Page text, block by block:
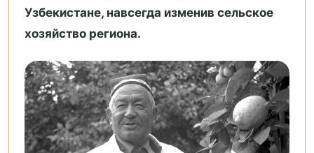
Узбекистане, навсегда изменив сельское
хозяйство региона.